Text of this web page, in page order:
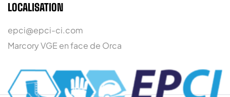
LOCALISATION
epci@epci-ci.com
Marcory VGE en face de Orca